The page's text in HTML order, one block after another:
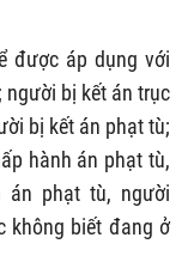
được áp dụng với
bị kết án trục
bị kết án phạt tù;
hành án phạt tù,
án phạt tù, người
không biết đang ở